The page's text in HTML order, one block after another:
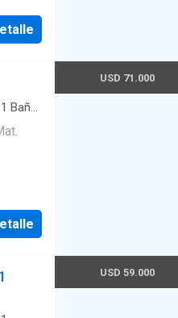
1 Baño
USD 71.000
USD 59.000